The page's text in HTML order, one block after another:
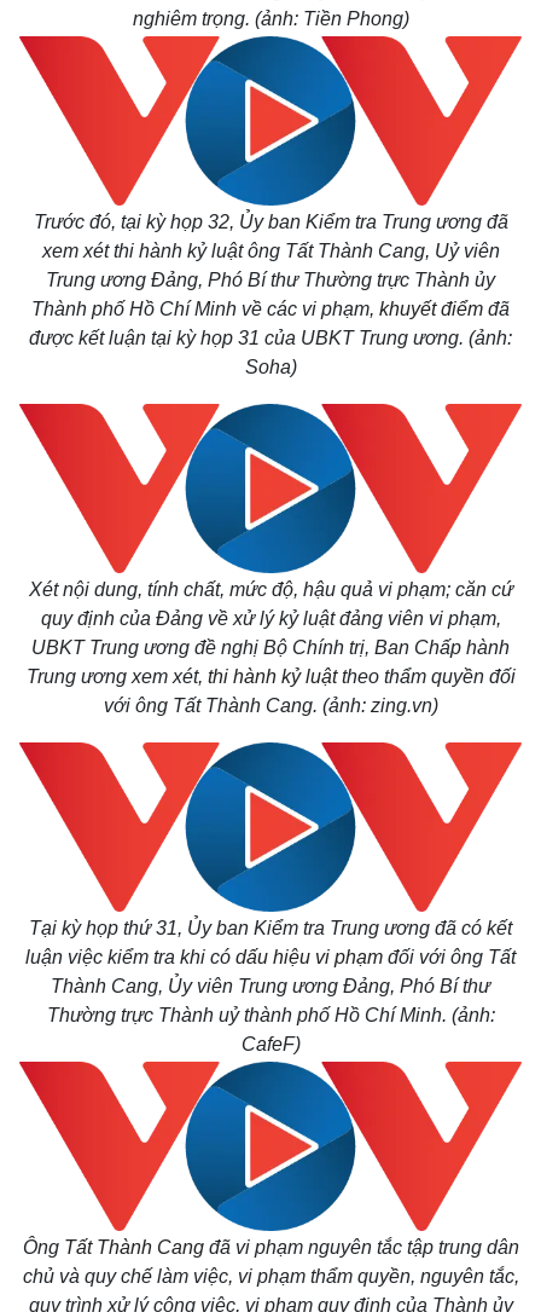
Thế giới
Hồ sơ
Multimedia
Video
Ảnh
E-Magazine
Infographic
nghiêm trọng. (ảnh: Tiền Phong)
Trước đó, tại kỳ họp 32, Ủy ban Kiểm tra Trung ương đã
xem xét thi hành kỷ luật ông Tất Thành Cang, Uỷ viên
Trung ương Đảng, Phó Bí thư Thường trực Thành ủy
Thành phố Hồ Chí Minh về các vi phạm, khuyết điểm đã
được kết luận tại kỳ họp 31 của UBKT Trung ương. (ảnh:
Soha)
Xét nội dung, tính chất, mức độ, hậu quả vi phạm; căn cứ
quy định của Đảng về xử lý kỷ luật đảng viên vi phạm,
UBKT Trung ương đề nghị Bộ Chính trị, Ban Chấp hành
Trung ương xem xét, thi hành kỷ luậttheo thẩm quyền đối
với ông Tất Thành Cang. (ảnh: zing.vn)
Tại kỳ họp thứ 31, Ủy ban Kiểm tra Trung ương đã có kết
luận việc kiểm tra khi có dấu hiệu vi phạm đối với ông Tất
Thành Cang, Ủy viên Trung ương Đảng, Phó Bí thư
Thường trực Thành uỷ thành phố Hồ Chí Minh. (ảnh:
CafeF)
Ông Tất Thành Cang đã vi phạm nguyên tắc tập trung dân
chủ và quy chế làm việc, vi phạm thẩm quyền, nguyên tắc,
quy trình xử lý công việc, vi phạm quy định của Thành ủy